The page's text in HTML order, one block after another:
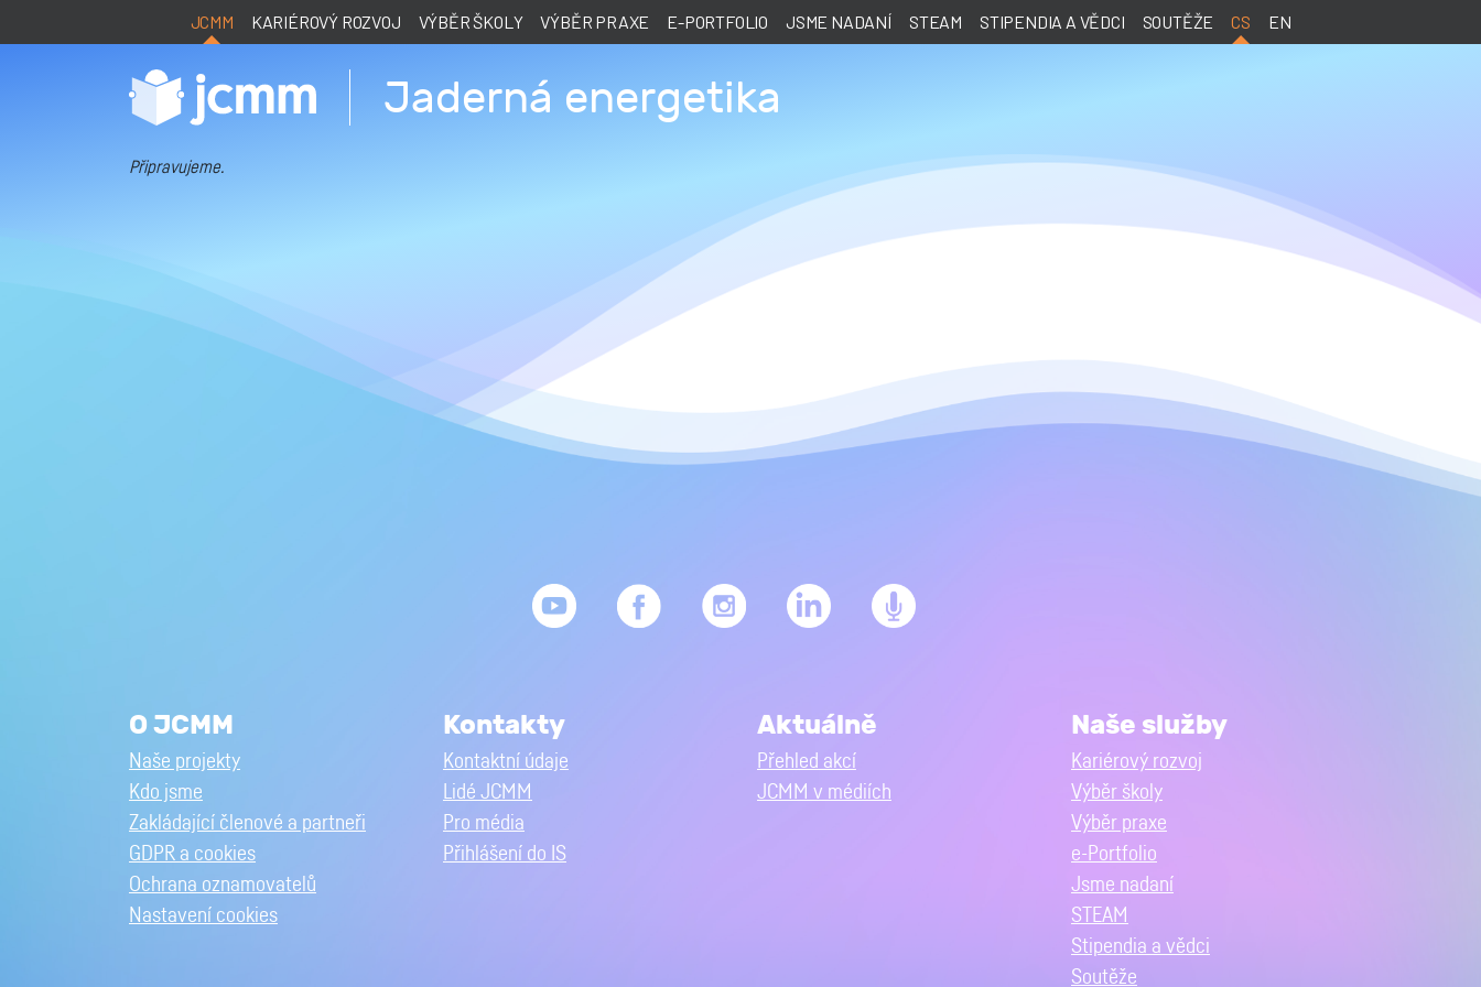
JCMM KARIÉROVÝ ROZVOJ VÝBĚR ŠKOLY VÝBĚR PRAXE E-PORTFOLIO JSME NADANÍ STEAM STIPENDIA A VĚDCI SOUTĚŽE CS EN
Jaderná energetika
Připravujeme.
O JCMM
Naše projekty
Kdo jsme
Zakládající členové a partneři
GDPR a cookies
Ochrana oznamovatelů
Nastavení cookies
Kontakty
Kontaktní údaje
Lidé JCMM
Pro média
Přihlášení do IS
Aktuálně
Přehled akcí
JCMM v médiích
Naše služby
Kariérový rozvoj
Výběr školy
Výběr praxe
e-Portfolio
Jsme nadaní
STEAM
Stipendia a vědci
Soutěže